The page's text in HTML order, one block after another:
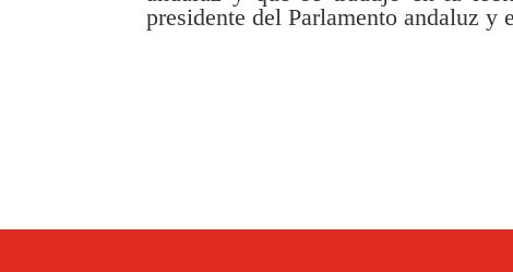
presidente del Parlamento andaluz y